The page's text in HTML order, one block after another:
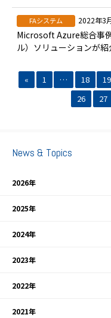
2022年3
FAシステム
Microsoft Azure総合事
ル）ソリューションが
« 1 … 18 19
26
27
News & Topics
2026年
2025年
2024年
2023年
2022年
2021年